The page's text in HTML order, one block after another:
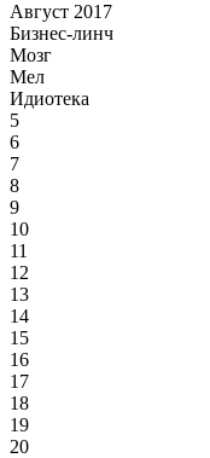
Август 2017
Бизнес-линч
Мозг
Мел
Идиотека
5
6
7
8
9
10
11
12
13
14
15
16
17
18
19
20